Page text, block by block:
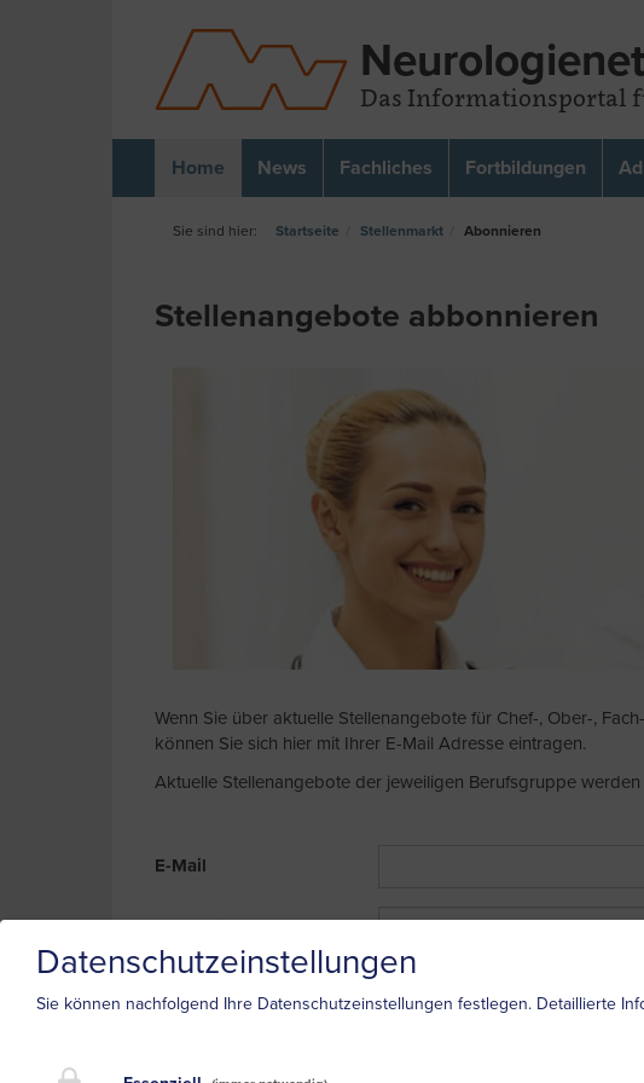
Das Informationsportal
Home News Fachliches Fortbildungen
Startseite Stellenmarkt Abonnieren
Stellenangebote abbonnieren
Wenn Sie über aktuelle Stellenangebote für Chef-, Ober-,
können Sie sich hier mit Ihrer E-Mail Adresse eintragen.
Aktuelle Stellenangebote der jeweiligen Berufsgruppe
E-Mail
Kategorien
Datenschutzeinstellungen
Sie können nachfolgend Ihre Datenschutzeinstellungen festlegen. Detaillierte